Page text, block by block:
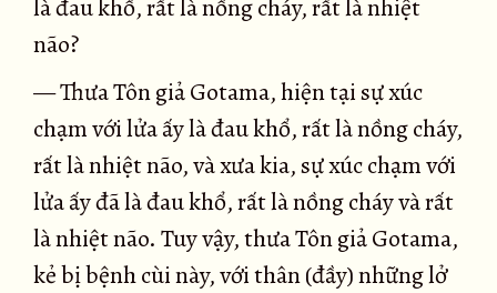
là đau khổ, rất là nồng cháy, rất là nhiệt
não?
— Thưa Tôn giả Gotama, hiện tại sự xúc
chạm với lửa ấy là đau khổ, rất là nồng cháy,
rất là nhiệt não, và xưa kia, sự xúc chạm với
lửa ấy đã là đau khổ, rất là nồng cháy và rất
là nhiệt não. Tuy vậy, thưa Tôn giả Gotama,
kẻ bị bệnh cùi này, với thân (đầy) những lở